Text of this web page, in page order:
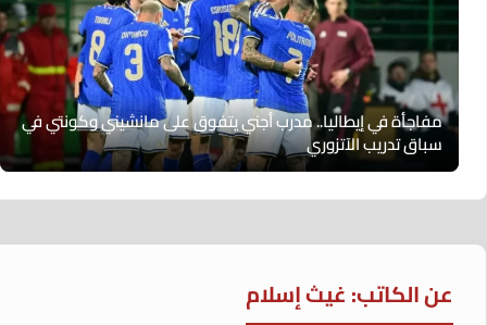
مفاجأة في إيطاليا.. مدرب أجني يتفوق على مانشيني وكونتي في
سباق تدريب الآتزوري
عن الكاتب: غيث إسلام